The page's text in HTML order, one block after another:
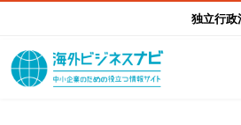
独立行
海外ビジネスナ